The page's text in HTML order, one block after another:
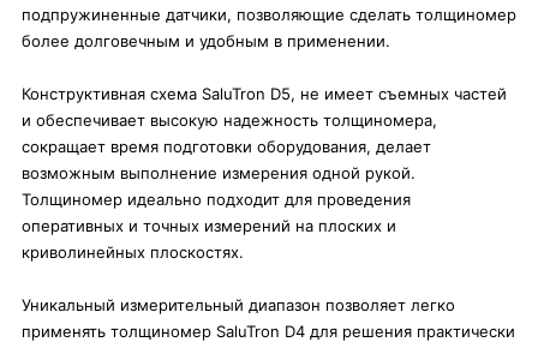
подпружиненные датчики, позволяющие сделать толщиномер
более долговечным и удобным в применении.
Конструктивная схема SaluTron D5, не имеет съемных частей
и обеспечивает высокую надежность толщиномера,
сокращает время подготовки оборудования, делает
возможным выполнение измерения одной рукой.
Толщиномер идеально подходит для проведения
оперативных и точных измерений на плоских и
криволинейных плоскостях.
Уникальный измерительный диапазон позволяет легко
применять толщиномер SaluTron D4 для решения практически